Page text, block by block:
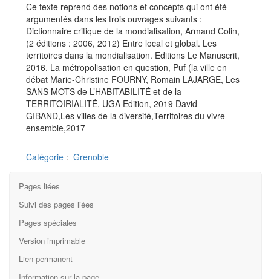
Ce texte reprend des notions et concepts qui ont été
argumentés dans les trois ouvrages suivants :
Dictionnaire critique de la mondialisation, Armand Colin,
(2 éditions : 2006, 2012) Entre local et global. Les
territoires dans la mondialisation. Editions Le Manuscrit,
2016. La métropolisation en question, Puf (la ville en
débat Marie-Christine FOURNY, Romain LAJARGE, Les
SANS MOTS de L’HABITABILITÉ et de la
TERRITOIRIALITÉ, UGA Edition, 2019 David
GIBAND,Les villes de la diversité,Territoires du vivre
ensemble,2017
Catégorie : Grenoble
Pages liées
Suivi des pages liées
Pages spéciales
Version imprimable
Lien permanent
Information sur la page